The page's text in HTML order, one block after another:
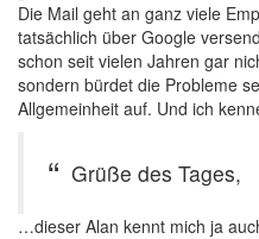
Die Mail geht an ganz viele
tatsächlich über Google
schon seit vielen Jahren gar
sondern bürdet die Probleme
Allgemeinheit auf. Und ich
Grüße des Tages,
…dieser Alan kennt mich ja